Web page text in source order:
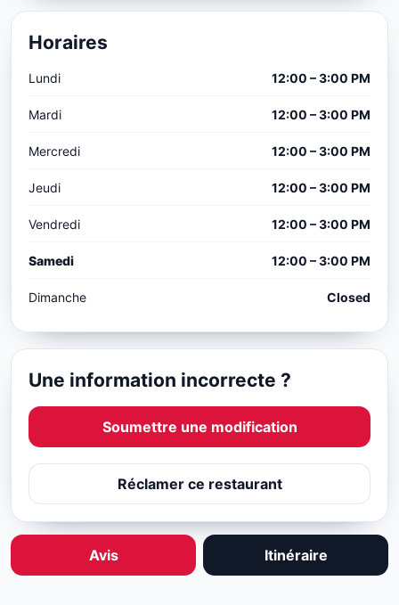
Horaires
Lundi 12:00 – 3:00 PM
Mardi 12:00 – 3:00 PM
Mercredi 12:00 – 3:00 PM
Jeudi 12:00 – 3:00 PM
Vendredi 12:00 – 3:00 PM
Samedi 12:00 – 3:00 PM
Dimanche Closed
Une information incorrecte ?
Soumettre une modification
Réclamer ce restaurant
Avis Itinéraire